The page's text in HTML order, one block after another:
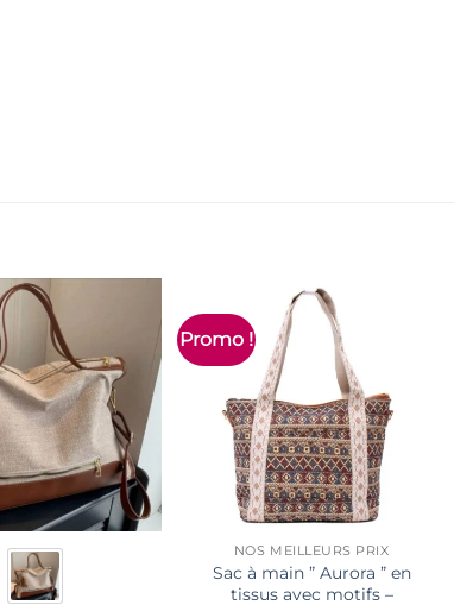
Promo !
NOS MEILLEURS PRIX
Sac à main ” Aurora ” en
tissus avec motifs –